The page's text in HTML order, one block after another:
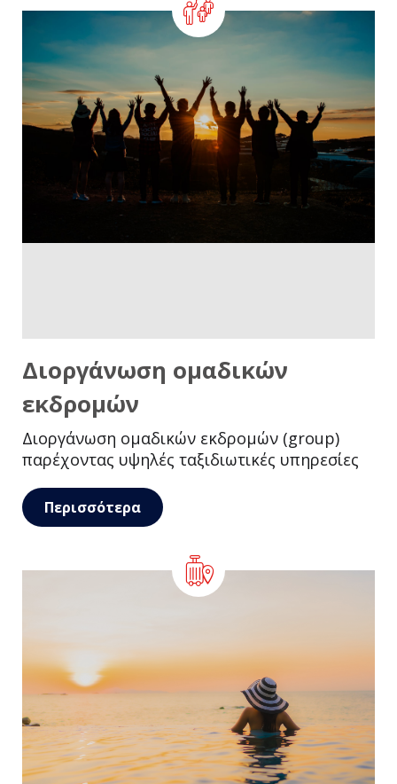
Διοργάνωση ομαδικών
εκδρομών
Διοργάνωση ομαδικών εκδρομών (group)
παρέχοντας υψηλές ταξιδιωτικές υπηρεσίες
Περισσότερα